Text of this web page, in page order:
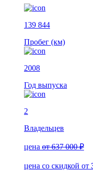
139 844
Пробег (км)
2008
Год выпуска
2
Владельцев
цена от 637 000 ₽
цена со скидкой от